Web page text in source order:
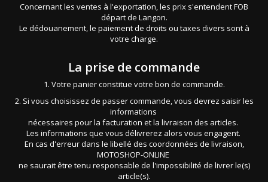
Concernant les ventes à l'exportation, les prix s'entendent FOB
départ de Langon.
Le dédouanement, le paiement de droits ou taxes divers sont à
votre charge.
La prise de commande
1. Votre panier constitue votre bon de commande.
2. Si vous choisissez de passer commande, vous devrez saisir les
informations
nécessaires pour la facturation et la livraison des articles.
Les informations que vous délivrerez alors vous engagent.
En cas d'erreur dans le libellé des coordonnées de livraison,
MOTOSHOP-ONLINE
ne saurait être tenu responsable de l'impossibilité de livrer le(s)
article(s).